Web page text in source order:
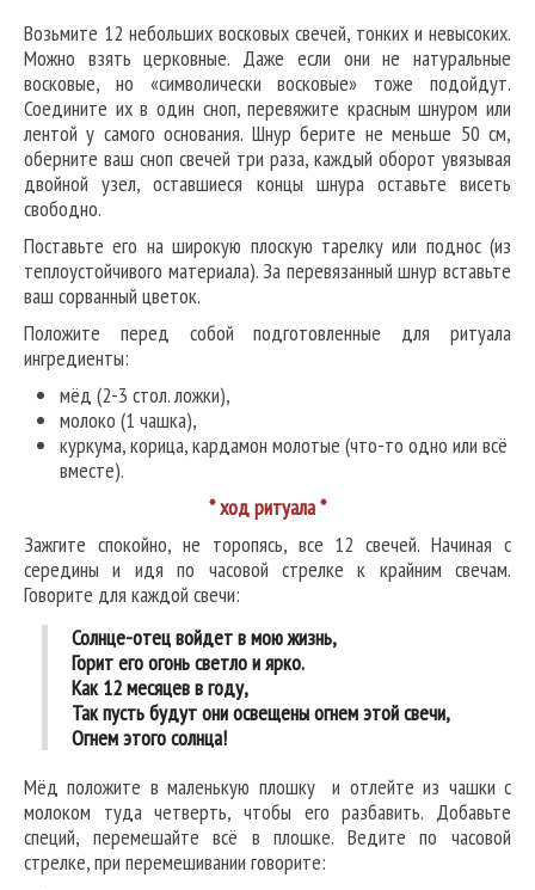
Возьмите 12 небольших восковых свечей, тонких и невысоких.
Можно взять церковные. Даже если они не натуральные
восковые, но «символически восковые» тоже подойдут.
Соедините их в один сноп, перевяжите красным шнуром или
лентой у самого основания. Шнур берите не меньше 50 см,
оберните ваш сноп свечей три раза, каждый оборот увязывая
двойной узел, оставшиеся концы шнура оставьте висеть
свободно.
Поставьте его на широкую плоскую тарелку или поднос (из
теплоустойчивого материала). За перевязанный шнур вставьте
ваш сорванный цветок.
Положите перед собой подготовленные для ритуала
ингредиенты:
мёд (2-3 стол. ложки),
молоко (1 чашка),
куркума, корица, кардамон молотые (что-то одно или всё
вместе).
* ход ритуала *
Зажгите спокойно, не торопясь, все 12 свечей. Начиная с
середины и идя по часовой стрелке к крайним свечам.
Говорите для каждой свечи:
Солнце-отец войдет в мою жизнь,
Горит его огонь светло и ярко.
Как 12 месяцев в году,
Так пусть будут они освещены огнем этой свечи,
Огнем этого солнца!
Мёд положите в маленькую плошку и отлейте из чашки с
молоком туда четверть, чтобы его разбавить. Добавьте
специй, перемешайте всё в плошке. Ведите по часовой
стрелке, при перемешивании говорите: